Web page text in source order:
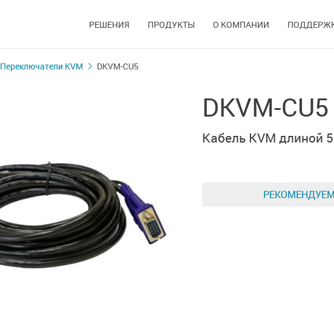
РЕШЕНИЯ ПРОДУКТЫ О КОМПАНИИ
Переключатели KVM DKVM-CU5
DKVM-CU5
Кабель KVM длиной
РЕКОМЕНДУЕМ